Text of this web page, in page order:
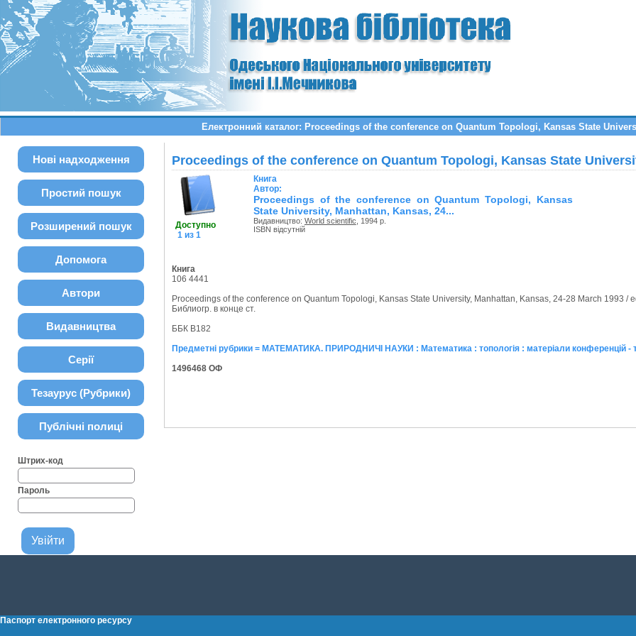
Електронний каталог: Proceedings of the conference on Quantum Topologi, Kansas State
Нові надходження
Простий пошук
Розширений пошук
Допомога
Автори
Видавництва
Серії
Тезаурус (Рубрики)
Публічні полиці
Штрих-код
Пароль
Proceedings of the conference on Quantum Topologi, Kansas State
Доступно
1 из 1
Книга
Автор:
Proceedings of the conference on Quantum Topologi, Kansas
State University, Manhattan, Kansas, 24...
Видавництво: World scientific , 1994 р.
ISBN відсутній
Книга
106 4441
Proceedings of the conference on Quantum Topologi, Kansas State University, Manhattan, Kansas, 24-28 March 1993 /
Библиогр. в конце ст.
ББК В182
Предметні рубрики = МАТЕМАТИКА. ПРИРОДНИЧІ НАУКИ : Математика : топологія : матеріали конференцій -
1496468 ОФ
Паспорт електронного ресурсу